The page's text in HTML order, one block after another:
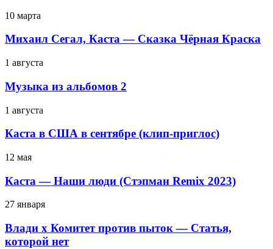
10 марта
Михаил Сегал, Каста — Сказка Чёрная Краска
1 августа
Музыка из альбомов 2
1 августа
Каста в США в сентябре (клип-приглос)
12 мая
Каста — Наши люди (Стэпман Remix 2023)
27 января
Влади х Комитет против пыток — Статья,
которой нет